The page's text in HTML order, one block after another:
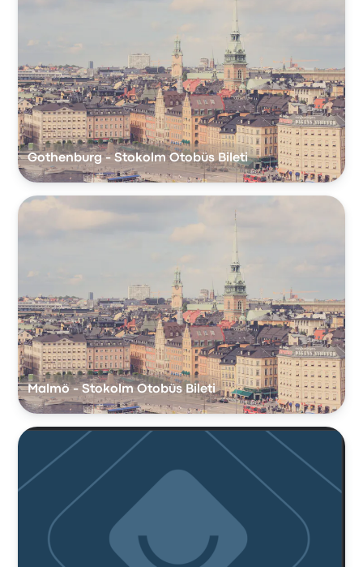
Gothenburg - Stokolm Otobüs Bileti
Malmö - Stokolm Otobüs Bileti